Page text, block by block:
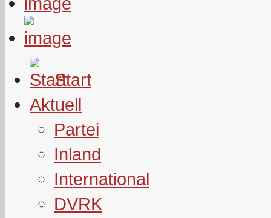
Start
Aktuell
Partei
Inland
International
DVRK